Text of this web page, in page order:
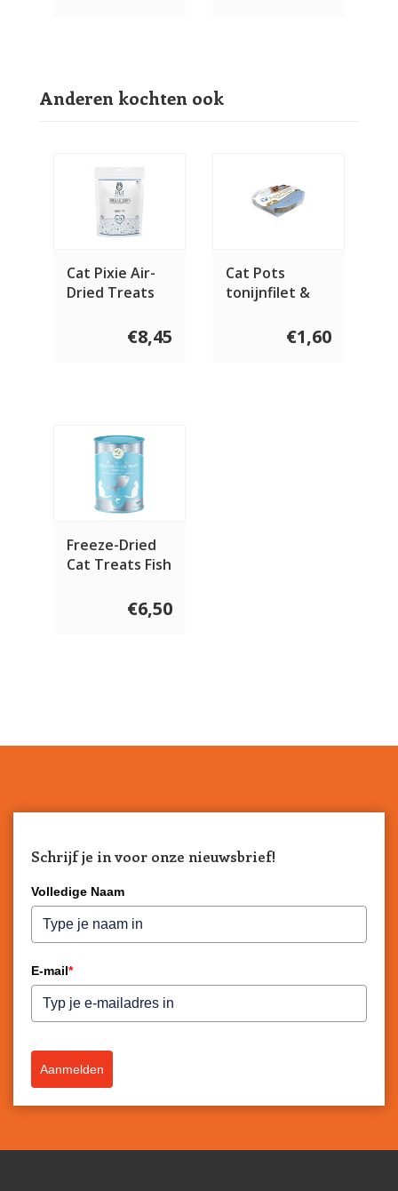
Anderen kochten ook
Cat Pixie Air-
Dried Treats
€8,45
Cat Pots
tonijnfilet &
€1,60
Freeze-Dried
Cat Treats Fish
€6,50
Schrijf je in voor onze nieuwsbrief!
Volledige Naam
E-mail*
Aanmelden